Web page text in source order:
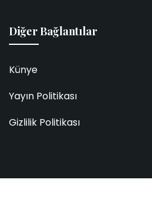
Diğer Bağlantılar
Künye
Yayın Politikası
Gizlilik Politikası